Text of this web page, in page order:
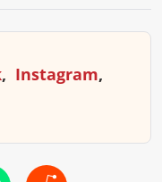
, Instagram,